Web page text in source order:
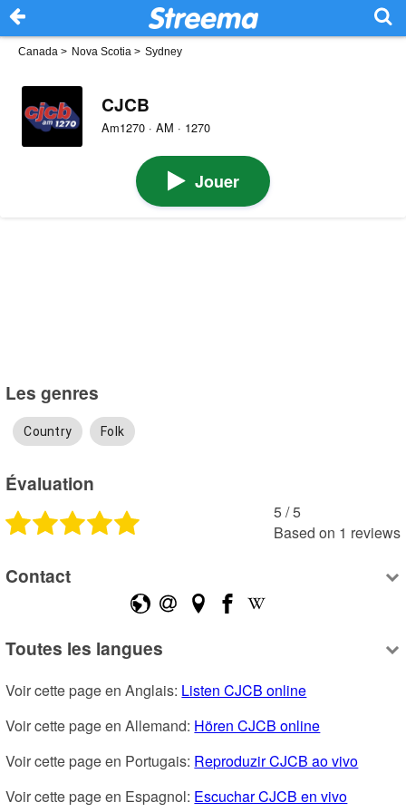
Canada > Nova Scotia > Sydney
CJCB
Am1270 · AM · 1270
Jouer
Les genres
Country Folk
Évaluation
5 /5
Based on 1 reviews
Contact
Toutes les langues
Voir cette page en Anglais: Listen CJCB online
Voir cette page en Allemand: Hören CJCB online
Voir cette page en Portugais: Reproduzir CJCB ao vivo
Voir cette page en Espagnol: Escuchar CJCB en vivo